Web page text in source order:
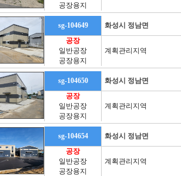
공장용지
sg-104649 화성시 정남면
공장
일반공장
공장용지
계획관리지역
sg-104650 화성시 정남면
공장
일반공장
공장용지
계획관리지역
sg-104654 화성시 정남면
공장
일반공장
공장용지
계획관리지역